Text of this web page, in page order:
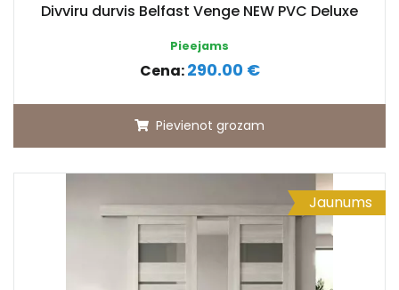
Divviru durvis Belfast Venge NEW PVC Deluxe
Pieejams
Cena:290.00 €
Pievienot grozam
Jaunums